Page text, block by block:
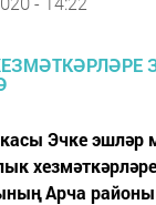
Эчке
Арча районы